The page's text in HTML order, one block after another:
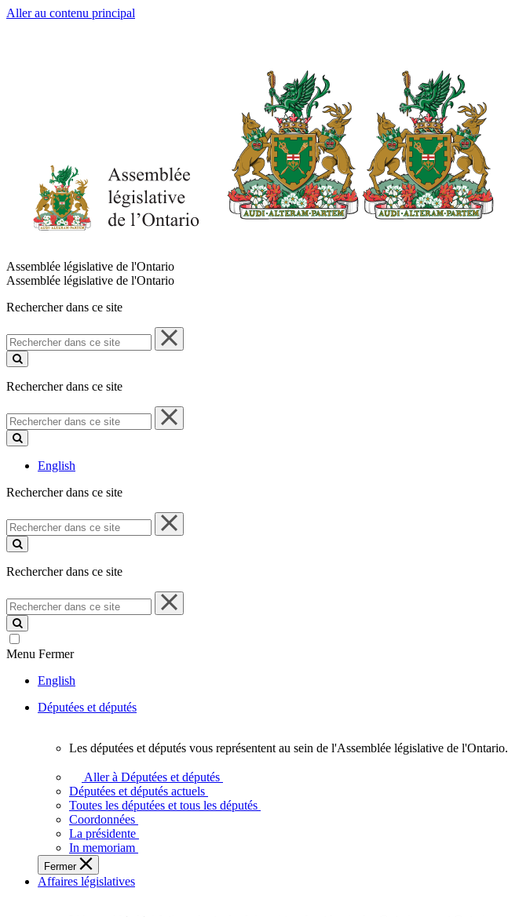
Aller au contenu principal
Assemblée législative de l'Ontario
Assemblée législative de l'Ontario
Rechercher dans ce site
Rechercher
dans
ce
Rechercher dans ce site
Rechercher
dans
ce
English
Rechercher dans ce site
Rechercher
dans
ce
Rechercher dans ce site
Rechercher
dans
ce
site
Menu Fermer
English
Députées et députés
députées
députés
vous
représentent
sein
de
l'Assemblée
Les députées et députés vous représentent au sein de l'Assemblée législative de l'Ontario.
Aller à Députées et députés
Députées et députés actuels
Toutes les députées et tous les députés
Coordonnées
La présidente
In memoriam
Fermer
Affaires législatives